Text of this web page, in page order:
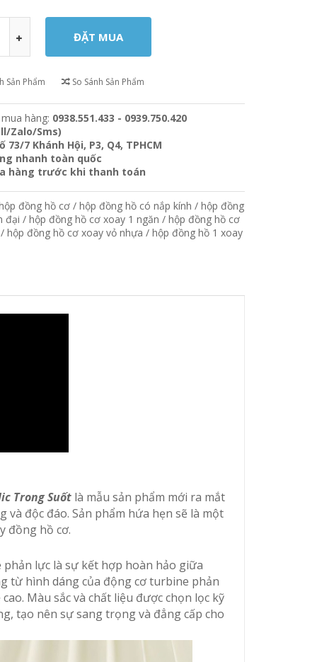
Sản Phẩm So Sánh Sản Phẩm
mua hàng: 0938.551.433 - 0939.750.420
Zalo/Sms)
73/7 Khánh Hội, P3, Q4, TPHCM
nhanh toàn quốc
hàng trước khi thanh toán
đồng hồ cơ /hộp đồng hồ có nắp kính /hộp đồng
đại /hộp đồng hồ cơ xoay 1 ngăn /hộp đồng hồ cơ
/hộp đồng hồ cơ xoay vỏ nhựa /hộp đồng hồ 1 xoay
Trong Suốtlà mẫu sản phẩm mới ra mắt
độc đáo. Sản phẩm hứa hẹn sẽ là một
đồng hồ cơ.
lực là sự kết hợp hoàn hảo giữa
từ hình dáng của động cơ turbine phản
Màu sắc và chất liệu được chọn lọc kỹ
tạo nên sự sang trọng và đẳng cấp cho